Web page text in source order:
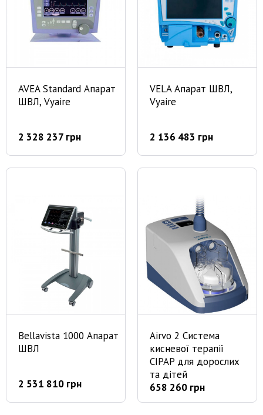
AVEA Standard Апарат
ШВЛ, Vyaire
2 328 237 грн
VELA Апарат ШВЛ,
Vyaire
2 136 483 грн
Bellavista 1000 Апарат
ШВЛ
2 531 810 грн
Airvo 2 Система
кисневої терапії
CIPAP для дорослих
та дітей
658 260 грн